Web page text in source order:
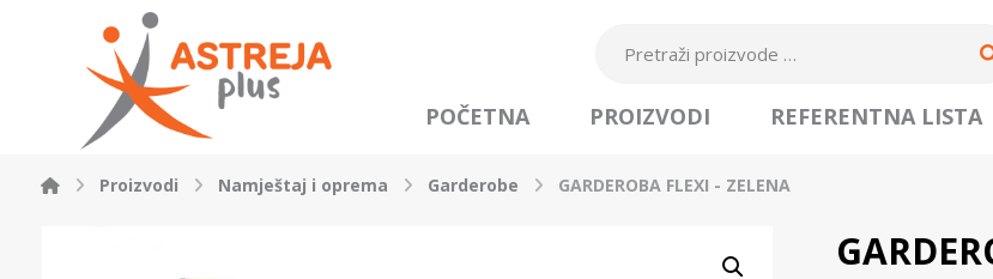
POČETNA PROIZVODI REFERENTNA LISTA
Proizvodi Namještaj i oprema Garderobe GARDEROBA FLEXI - ZELENA